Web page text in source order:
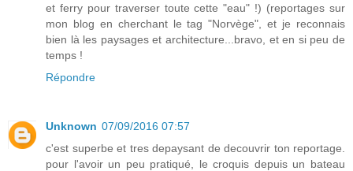
et ferry pour traverser toute cette "eau" !) (reportages sur
mon blog en cherchant le tag "Norvège", et je reconnais
bien là les paysages et architecture...bravo, et en si peu de
temps !
Répondre
Unknown 07/09/2016 07:57
c'est superbe et tres depaysant de decouvrir ton reportage.
pour l'avoir un peu pratiqué, le croquis depuis un bateau